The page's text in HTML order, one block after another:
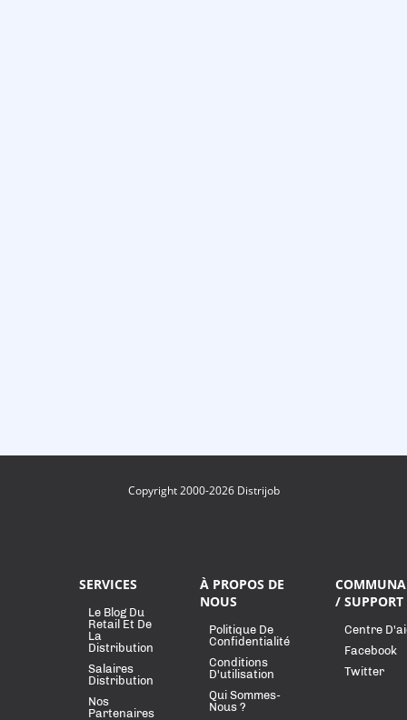
Copyright 2000-2026 Distrijob
SERVICES
Le Blog Du
Retail Et De
La
Distribution
Salaires
Distribution
Nos
Partenaires
À PROPOS DE
NOUS
Politique De
Confidentialité
Conditions
D'utilisation
Qui Sommes-
Nous ?
/ SUPPORT
Centre
Facebook
Twitter